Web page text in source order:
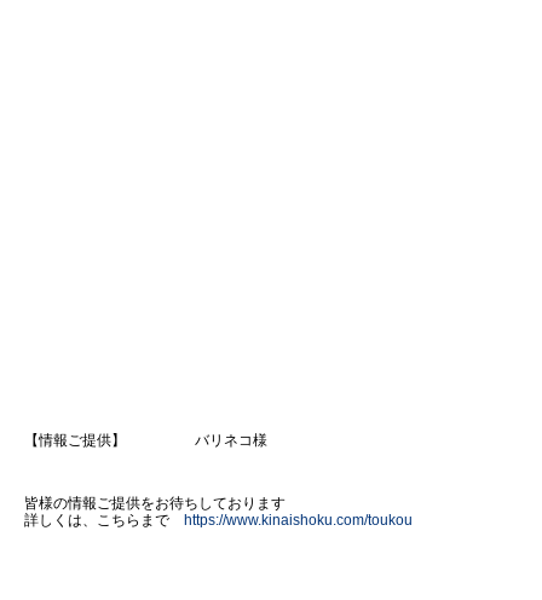
【情報ご提供】 バリネコ様
皆様の情報ご提供をお待ちしております
詳しくは、こちらまで https://www.kinaishoku.com/toukou